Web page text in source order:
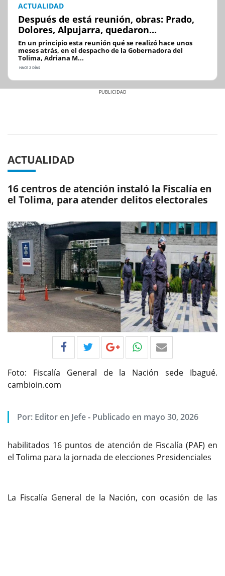
ACTUALIDAD
Después de está reunión, obras: Prado,
Dolores, Alpujarra, quedaron...
En un principio esta reunión qué se realizó hace unos
meses atrás, en el despacho de la Gobernadora del
Tolima, Adriana M...
HACE 2 DÍAS
ACTUALIDAD
16 centros de atención instaló la Fiscalía en
el Tolima, para atender delitos electorales
Foto: Fiscalía General de la Nación sede Ibagué.
cambioin.com
Por: Editor en Jefe- Publicado en mayo 30, 2026
habilitados 16 puntos de atención de Fiscalía (PAF) en
el Tolima para la jornada de elecciones Presidenciales
La Fiscalía General de la Nación, con ocasión de las